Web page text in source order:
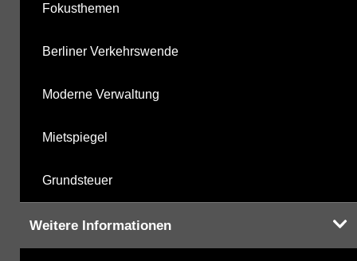
Fokusthemen
Berliner Verkehrswende
Moderne Verwaltung
Mietspiegel
Grundsteuer
Weitere Informationen